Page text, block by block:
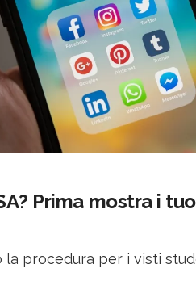
Prima mostra i
la procedura per i visti